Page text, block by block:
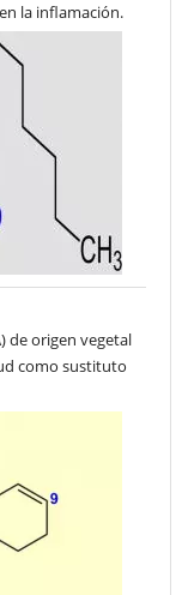
la inflamación.
de origen vegetal
como sustituto